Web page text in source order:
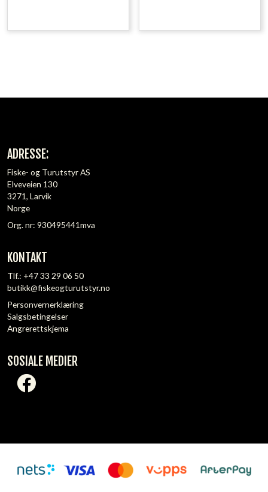
ADRESSE:
Fiske- og Turutstyr AS
Elveveien 130
3271, Larvik
Norge
Org. nr: 930495441mva
KONTAKT
Tlf.: +47 33 29 06 50
butikk@fiskeogturutstyr.no
Personvernerklæring
Salgsbetingelser
Angrerettskjema
SOSIALE MEDIER